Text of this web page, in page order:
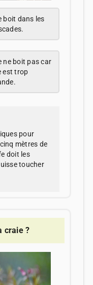
boit dans les
ne boit pas car
est trop
pour
mètres de
doit les
toucher
craie ?